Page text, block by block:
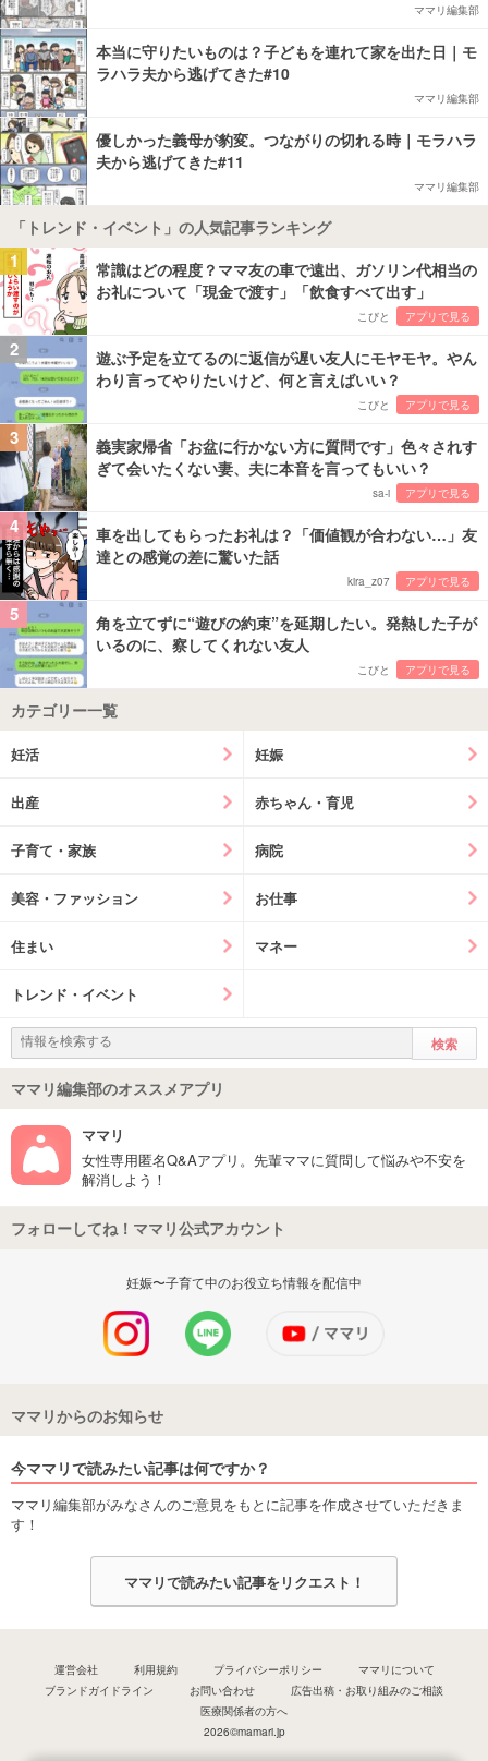
ママリ編集部
本当に守りたいものは？子どもを連れて家を出た日｜モ
ラハラ夫から逃げてきた#10
ママリ編集部
優しかった義母が豹変。つながりの切れる時｜モラハラ
夫から逃げてきた#11
ママリ編集部
「トレンド・イベント」の人気記事ランキング
1
常識はどの程度？ママ友の車で遠出、ガソリン代相当の
お礼について「現金で渡す」「飲食すべて出す」
こびと アプリで見る
2
遊ぶ予定を立てるのに返信が遅い友人にモヤモヤ。やん
わり言ってやりたいけど、何と言えばいい？
こびと アプリで見る
3
義実家帰省「お盆に行かない方に質問です」色々されす
ぎて会いたくない妻、夫に本音を言ってもいい？
sa-i アプリで見る
4
車を出してもらったお礼は？「価値観が合わない…」友
達との感覚の差に驚いた話
kira_z07 アプリで見る
5
角を立てずに“遊びの約束”を延期したい。発熱した子が
いるのに、察してくれない友人
こびと アプリで見る
カテゴリー一覧
妊活 妊娠
出産 赤ちゃん・育児
子育て・家族 病院
美容・ファッション お仕事
住まい マネー
トレンド・イベント
ママリ編集部のオススメアプリ
ママリ
女性専用匿名Q&Aアプリ。先輩ママに質問して悩みや不安を
解消しよう！
フォローしてね！ママリ公式アカウント
妊娠〜子育て中のお役立ち情報を配信中
ママリからのお知らせ
今ママリで読みたい記事は何ですか？
ママリ編集部がみなさんのご意見をもとに記事を作成させていただきま
す！
ママリで読みたい記事をリクエスト！
運営会社 利用規約 プライバシーポリシー
ママリについて
ブランドガイドライン
お問い合わせ
広告出稿・お取り組みのご相談
医療関係者の方へ
2026©mamari.jp